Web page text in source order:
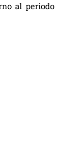
al periodo